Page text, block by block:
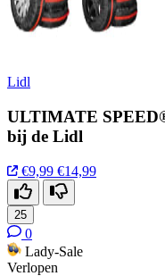
Lidl
ULTIMATE
bij de Lidl
€9,99 €14,99
25
0
Lady-Sale
Verlopen